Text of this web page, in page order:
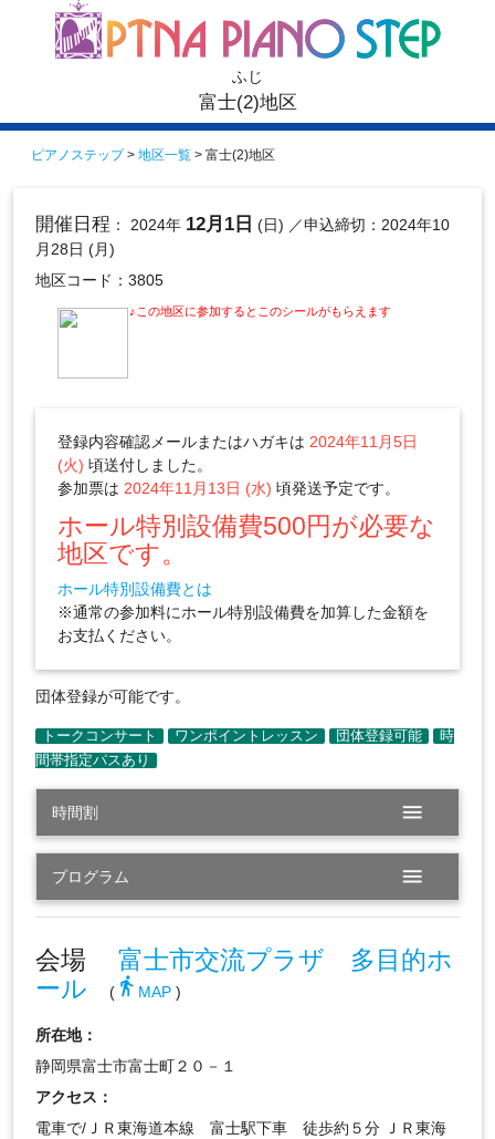
ふじ
富士(2)地区
ピアノステップ> 地区一覧 > 富士(2)地区
開催日程 ： 2024年 12月1日 (日) ／申込締切：2024年10
月28日 (月)
地区コード：3805
♪この地区に参加するとこのシールがもらえます
登録内容確認メールまたはハガキは 2024年11月5日
(火) 頃送付しました。
参加票は 2024年11月13日 (水) 頃発送予定です。
ホール特別設備費500円が必要な
地区です。
ホール特別設備費とは
※通常の参加料にホール特別設備費を加算した金額を
お支払ください。
団体登録が可能です。
時間割 menu
プログラム menu
会場 富士市交流プラザ 多目的ホ
ール
(directions_walk MAP)
所在地：
静岡県富士市富士町２０－１
アクセス：
電車で/ＪＲ東海道本線 富士駅下車 徒歩約５分 ＪＲ東海